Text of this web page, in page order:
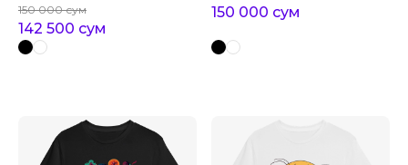
disney
150 000 сум
142 500 сум
150 000 сум